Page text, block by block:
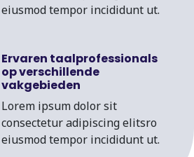
eiusmod tempor incididunt ut.
Ervaren taalprofessionals
op verschillende
vakgebieden
Lorem ipsum dolor sit
consectetur adipiscing elitsro
eiusmod tempor incididunt ut.